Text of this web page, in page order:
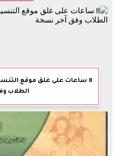
8 ساعات على غلق موقع
الطلاب